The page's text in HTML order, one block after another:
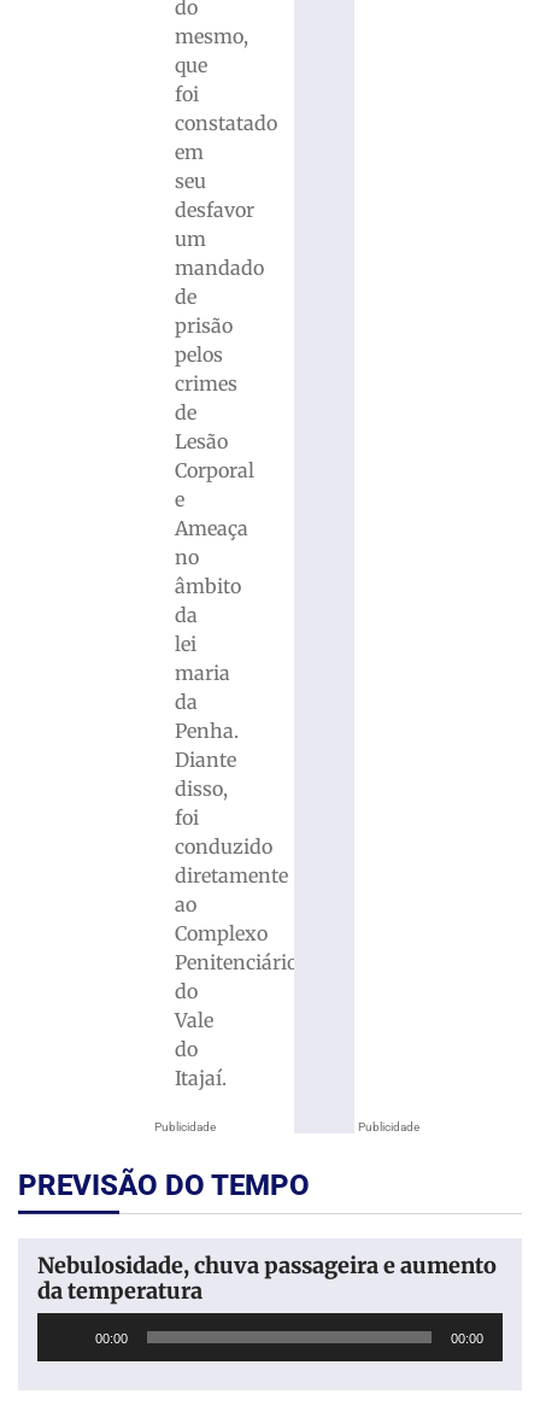
Publicidade
do
mesmo,
que
foi
constatado
em
seu
desfavor
um
mandado
de
prisão
pelos
crimes
de
Lesão
Corporal
e
Ameaça
no
âmbito
da
lei
maria
da
Penha.
Diante
disso,
foi
conduzido
diretamente
ao
Complexo
Penitenciário
do
Vale
do
Itajaí.
Publicidade
PREVISÃO DO TEMPO
Nebulosidade, chuva passageira e aumento
da temperatura
00:00 00:00